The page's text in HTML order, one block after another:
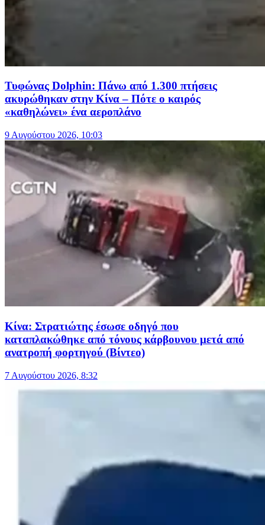
Τυφώνας Dolphin: Πάνω από 1.300 πτήσεις
ακυρώθηκαν στην Κίνα – Πότε ο καιρός
«καθηλώνει» ένα αεροπλάνο
9 Αυγούστου 2026, 10:03
Κίνα: Στρατιώτης έσωσε οδηγό που
καταπλακώθηκε από τόνους κάρβουνου μετά από
ανατροπή φορτηγού (Βίντεο)
7 Αυγούστου 2026, 8:32